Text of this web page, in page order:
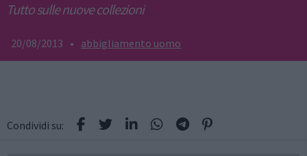
Tutto sulle nuove collezioni
20/08/2013 • abbigliamento uomo
Condividi su: